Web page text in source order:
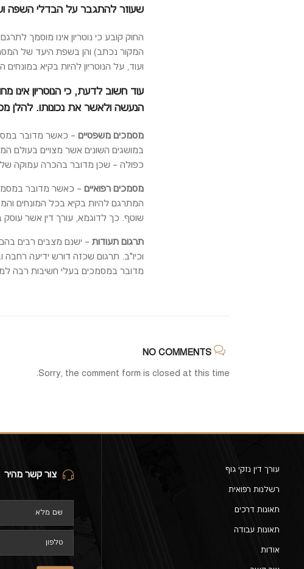
שעוזר להתגבר על הבדלי השפה
החוק קובע כי נוטריון אינו מוסמך
המקור נכתב) והן בשפת היעד של
ועוד, על הנוטריון להיות בקיא
עוד חשוב לדעת, כי הנוטריון
הנעשה ולאשר את נכונותו. להלן
מסמכים משפטיים – כאשר מדובר
במושגים השונים אשר מצויים בעולם
כפולה – שכן מדובר בהכרה עמוקה
מסמכים רפואיים – כאשר מדובר
המתרגם להיות בקיא בכל המונחים
שוטף. כך לדוגמא, עורך דין אשר עוסק
תרגום תעודות – ישנם מצבים רבים
וכיו"ב. תרגום שכזה דורש ידיעה
מדובר במסמכים בעלי חשיבות רבה
NO COMMENTS
Sorry, the comment form is closed at this time.
צור קשר מהיר עורך דין נזקי גוף
רשלנות רפואית
תאונות דרכים
תאונות עבודה
אודות